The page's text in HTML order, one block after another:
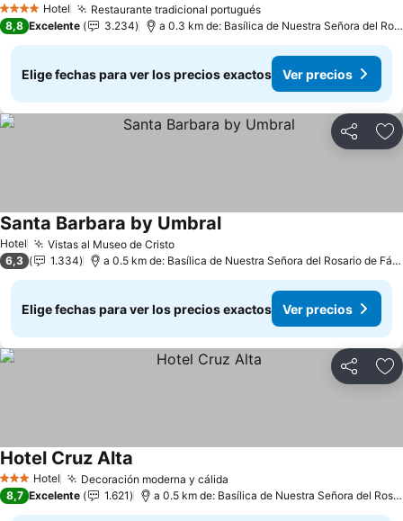
4 EstrellasHotel Restaurante tradicional portuguésVer precios
8,8 Excelente 3.234 a 0.3 km de: Basílica de Nuestra Señora del
Elige fechas para ver los precios exactos Ver precios
Compartir
Hotel Vistas al Museo de CristoVer precios
Santa Barbara by UmbralVer precios
6,3 1.334 a 0.5 km de: Basílica de Nuestra Señora del Rosario de
Elige fechas para ver los precios exactos Ver precios
Compartir
3 Estrellas
Hotel Decoración moderna y cálida
Hotel Cruz Alta
8,7 Excelente 1.621 a 0.5 km de: Basílica de Nuestra Señora del